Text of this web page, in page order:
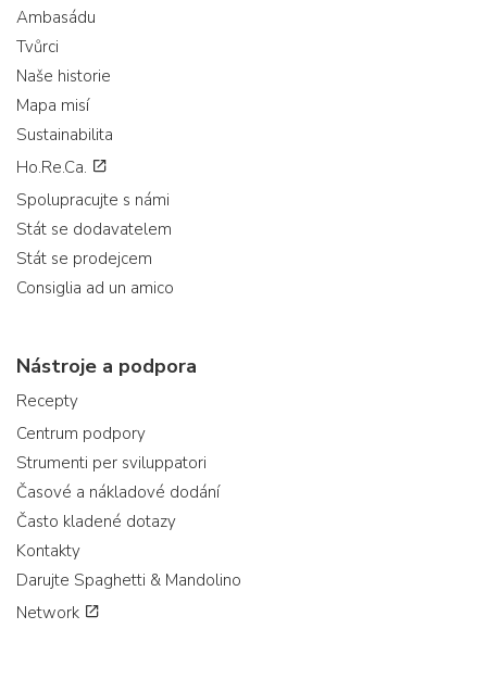
Ambasádu
Tvůrci
Naše historie
Mapa misí
Sustainabilita
Ho.Re.Ca.
Spolupracujte s námi
Stát se dodavatelem
Stát se prodejcem
Consiglia ad un amico
Nástroje a podpora
Recepty
Centrum podpory
Strumenti per sviluppatori
Časové a nákladové dodání
Často kladené dotazy
Kontakty
Darujte Spaghetti & Mandolino
Network